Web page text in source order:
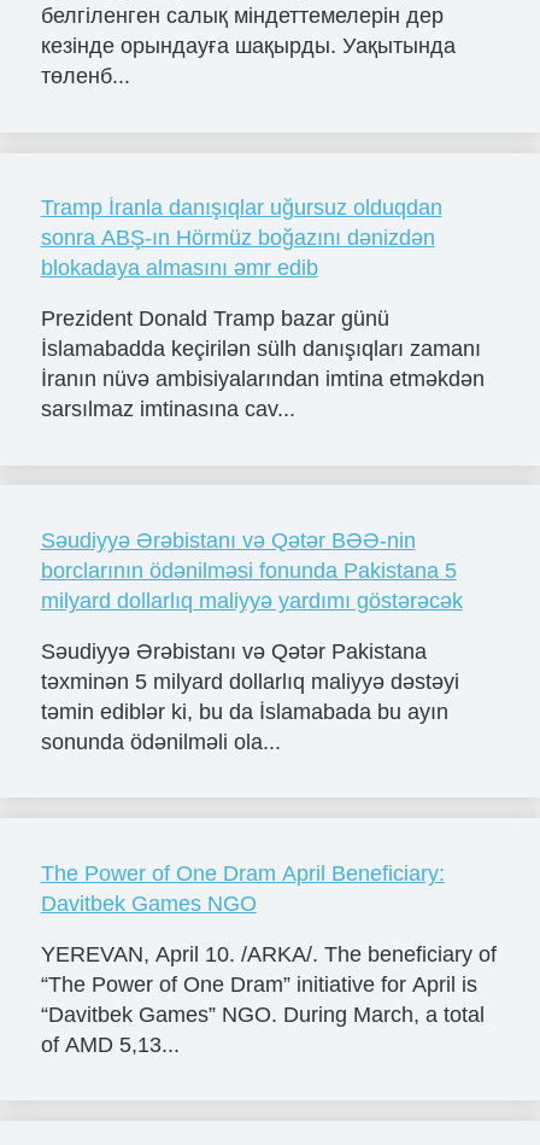
белгіленген салық міндеттемелерін дер
кезінде орындауға шақырды. Уақытында
төленб...
Tramp İranla danışıqlar uğursuz olduqdan
sonra ABŞ-ın Hörmüz boğazını dənizdən
blokadaya almasını əmr edib
Prezident Donald Tramp bazar günü
İslamabadda keçirilən sülh danışıqları zamanı
İranın nüvə ambisiyalarından imtina etməkdən
sarsılmaz imtinasına cav...
Səudiyyə Ərəbistanı və Qətər BƏƏ-nin
borclarının ödənilməsi fonunda Pakistana 5
milyard dollarlıq maliyyə yardımı göstərəcək
Səudiyyə Ərəbistanı və Qətər Pakistana
təxminən 5 milyard dollarlıq maliyyə dəstəyi
təmin ediblər ki, bu da İslamabada bu ayın
sonunda ödənilməli ola...
The Power of One Dram April Beneficiary:
Davitbek Games NGO
YEREVAN, April 10. /ARKA/. The beneficiary of
“The Power of One Dram” initiative for April is
“Davitbek Games” NGO. During March, a total
of AMD 5,13...